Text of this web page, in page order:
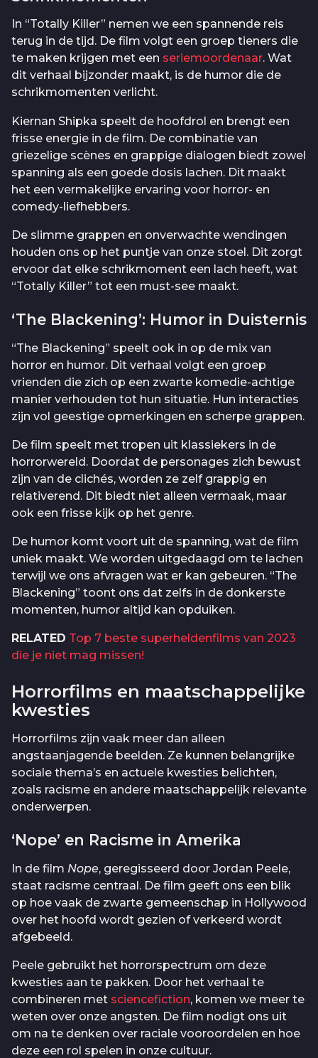
In “Totally Killer” nemen we een spannende reis
terug in de tijd. De film volgt een groep tieners die
te maken krijgen met een seriemoordenaar. Wat
dit verhaal bijzonder maakt, is de humor die de
schrikmomenten verlicht.
Kiernan Shipka speelt de hoofdrol en brengt een
frisse energie in de film. De combinatie van
griezelige scènes en grappige dialogen biedt zowel
spanning als een goede dosis lachen. Dit maakt
het een vermakelijke ervaring voor horror- en
comedy-liefhebbers.
De slimme grappen en onverwachte wendingen
houden ons op het puntje van onze stoel. Dit zorgt
ervoor dat elke schrikmoment een lach heeft, wat
“Totally Killer” tot een must-see maakt.
‘The Blackening’: Humor in Duisternis
“The Blackening” speelt ook in op de mix van
horror en humor. Dit verhaal volgt een groep
vrienden die zich op een zwarte komedie-achtige
manier verhouden tot hun situatie. Hun interacties
zijn vol geestige opmerkingen en scherpe grappen.
De film speelt met tropen uit klassiekers in de
horrorwereld. Doordat de personages zich bewust
zijn van de clichés, worden ze zelf grappig en
relativerend. Dit biedt niet alleen vermaak, maar
ook een frisse kijk op het genre.
De humor komt voort uit de spanning, wat de film
uniek maakt. We worden uitgedaagd om te lachen
terwijl we ons afvragen wat er kan gebeuren. “The
Blackening” toont ons dat zelfs in de donkerste
momenten, humor altijd kan opduiken.
RELATED Top 7 beste superheldenfilms van 2023
die je niet mag missen!
Horrorfilms en maatschappelijke
kwesties
Horrorfilms zijn vaak meer dan alleen
angstaanjagende beelden. Ze kunnen belangrijke
sociale thema’s en actuele kwesties belichten,
zoals racisme en andere maatschappelijk relevante
onderwerpen.
‘Nope’ en Racisme in Amerika
In de film Nope, geregisseerd door Jordan Peele,
staat racisme centraal. De film geeft ons een blik
op hoe vaak de zwarte gemeenschap in Hollywood
over het hoofd wordt gezien of verkeerd wordt
afgebeeld.
Peele gebruikt het horrorspectrum om deze
kwesties aan te pakken. Door het verhaal te
combineren met sciencefiction, komen we meer te
weten over onze angsten. De film nodigt ons uit
om na te denken over raciale vooroordelen en hoe
deze een rol spelen in onze cultuur.